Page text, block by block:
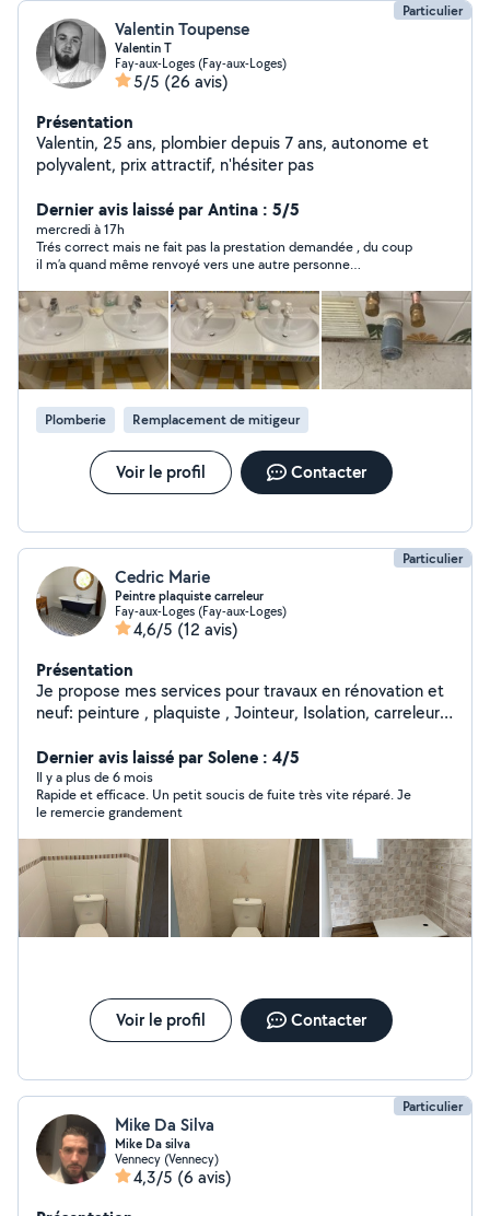
Particulier
Valentin Toupense
Valentin T
Fay-aux-Loges (Fay-aux-Loges)
5/5 (26 avis)
Présentation
Valentin, 25 ans, plombier depuis 7 ans, autonome et
polyvalent, prix attractif, n'hésiter pas
Dernier avis laissé par Antina : 5/5
mercredi à 17h
Trés correct mais ne fait pas la prestation demandée , du coup
il m’a quand même renvoyé vers une autre personne
Plomberie Remplacement de mitigeur
Voir le profil Contacter
Particulier
Cedric Marie
Peintre plaquiste carreleur
Fay-aux-Loges (Fay-aux-Loges)
4,6/5 (12 avis)
Présentation
Je propose mes services pour travaux en rénovation et
neuf: peinture , plaquiste , Jointeur, Isolation, carreleur,
d'expérience dans le bâtiment. Joignable au 06-74-60-
96-56
Dernier avis laissé par Solene : 4/5
Il y a plus de 6 mois
Rapide et efficace. Un petit soucis de fuite très vite réparé. Je
le remercie grandement
Voir le profil Contacter
Particulier
Mike Da Silva
Mike Da silva
Vennecy (Vennecy)
4,3/5 (6 avis)